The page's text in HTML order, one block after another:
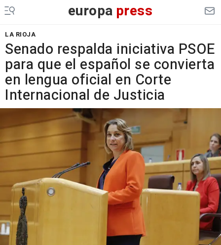
europa press
LA RIOJA
Senado respalda iniciativa PSOE
para que el español se convierta
en lengua oficial en Corte
Internacional de Justicia